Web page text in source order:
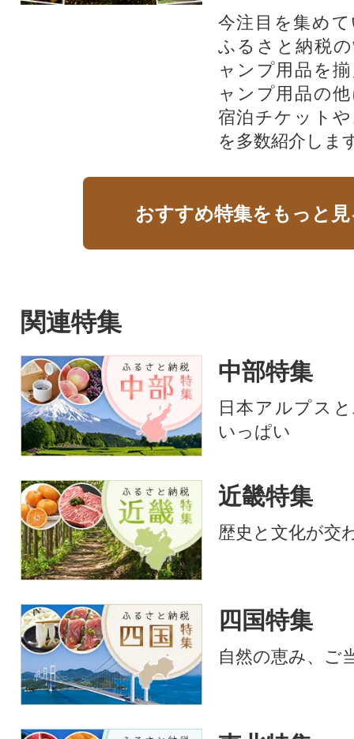
今注目を集め
ふるさと納税
ャンプ用品を
ャンプ用品の
宿泊チケット
を多数紹介しま
おすすめ特集をもっと
関連特集
中部特集
日本アルプス
いっぱい
近畿特集
歴史と文化が交
四国特集
自然の恵み、ご